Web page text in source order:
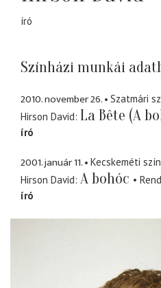
író
Színházi munkái
2010. november 26.
Szatmári
Hirson David La Bête (A
író
2001. január 11.
Kecskeméti
Hirson David A bohóc
író